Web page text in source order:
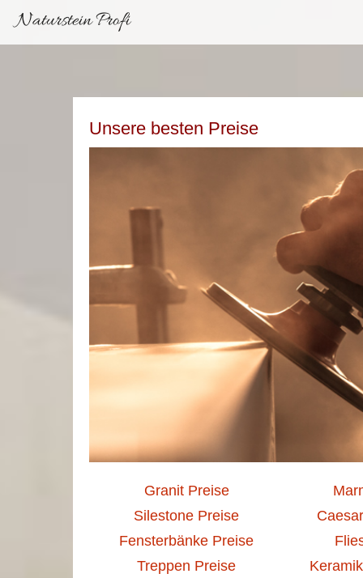
Naturstein Profi
Unsere besten Preise
Granit Preise
Silestone Preise
Fensterbänke Preise
Treppen Preise